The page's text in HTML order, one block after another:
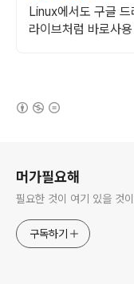
Linux에서도 구글
라이브처럼 바로사용
머가필요해
필요한 것이 여기 있을 것
구독하기